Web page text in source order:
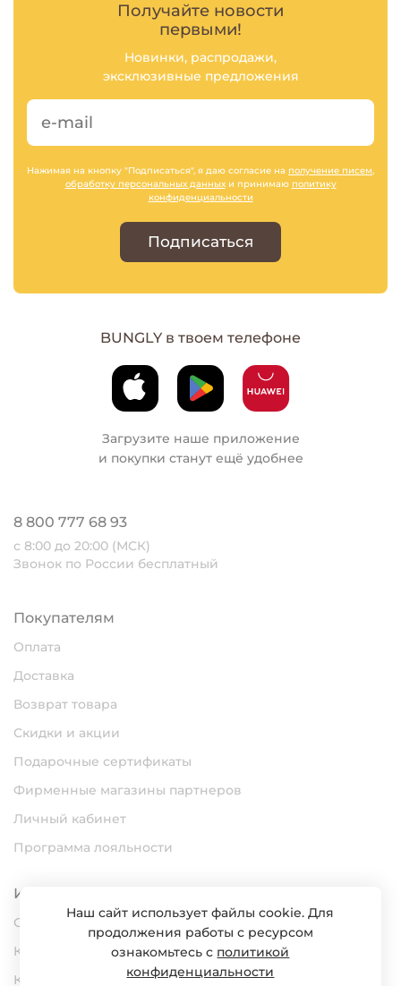
Получайте новости
первыми!
Новинки, распродажи,
эксклюзивные предложения
Нажимая на кнопку "Подписаться", я даю согласие на получение писем,
обработку персональных данныхи принимаю политику
конфиденциальности
Подписаться
BUNGLY в твоем телефоне
Загрузите наше приложение
и покупки станут ещё удобнее
8 800 777 68 93
с 8:00 до 20:00 (МСК)
Звонок по России бесплатный
Покупателям
Оплата
Доставка
Возврат товара
Скидки и акции
Подарочные сертификаты
Фирменные магазины партнеров
Личный кабинет
Программа лояльности
Информация
О нас
Карьера
Контакты
Наш сайт использует файлы cookie. Для
продолжения работы с ресурсом
ознакомьтесь с политикой
конфиденциальности